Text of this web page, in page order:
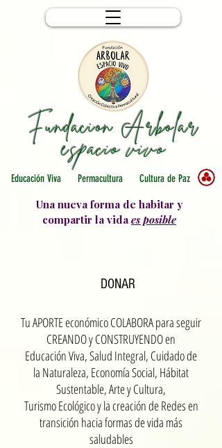
Fundacion Arbolar
espacio vivo
Educación Viva Permacultura Cultura de Paz
Una nueva forma de habitar y
compartir la vida es posible
DONAR
Tu APORTE económico COLABORA para seguir
CREANDO y CONSTRUYENDO en
Educación Viva, Salud Integral, Cuidado de
la Naturaleza, Economía Social, Hábitat
Sustentable, Arte y Cultura,
Turismo Ecológico y la creación de Redes en
transición hacia formas de vida más
saludables